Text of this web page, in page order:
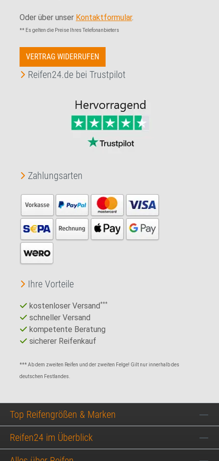
Oder über unser Kontaktformular.
** Es gelten die Preise Ihres Telefonanbieters
VERTRAG WIDERRUFEN
Reifen24.de bei Trustpilot
Zahlungsarten
Ihre Vorteile
kostenloser Versand***
schneller Versand
kompetente Beratung
sicherer Reifenkauf
*** Ab dem zweiten Reifen und der zweiten Felge! Gilt nur innerhalb des
deutschen Festlandes.
Top Reifengrößen & Marken
Reifen24 im Überblick